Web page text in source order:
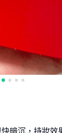
暗沉，持妝效